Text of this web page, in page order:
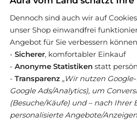
Dennoch sind auch wir auf
unser Shop einwandfrei
Angebot für Sie verbessern
- Sicherer, komfortabler Einkauf
- Anonyme Statistiken statt
- Transparenz „Wir nutzen
Google Ads/Analytics), um
(Besuche/Käufe) und – nach Ihrer
personalisierte Angebote/
Weitere